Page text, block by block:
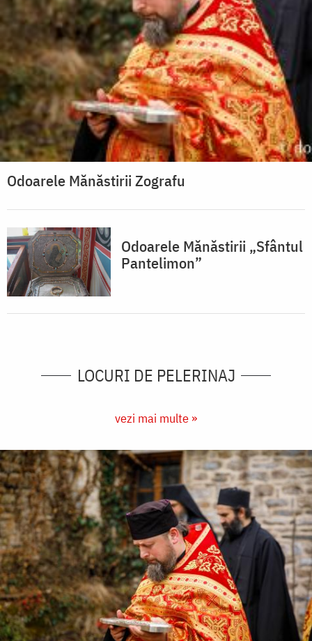
Odoarele Mănăstirii Zografu
Odoarele Mănăstirii „Sfântul
Pantelimon”
LOCURI DE PELERINAJ
vezi mai multe »